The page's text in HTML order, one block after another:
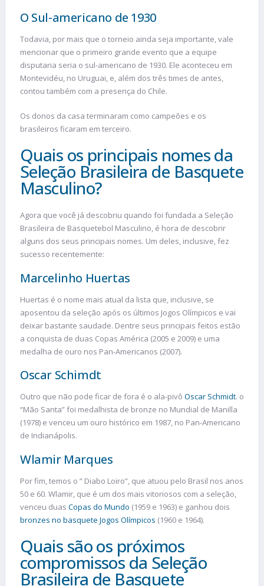
O Sul-americano de 1930
Todavia, por mais que o torneio ainda seja importante, vale
mencionar que o primeiro grande evento que a equipe
disputaria seria o sul-americano de 1930. Ele aconteceu em
Montevidéu, no Uruguai, e, além dos três times de antes,
contou também com a presença do Chile.
Os donos da casa terminaram como campeões e os
brasileiros ficaram em terceiro.
Quais os principais nomes da
Seleção Brasileira de Basquete
Masculino?
Agora que você já descobriu quando foi fundada a Seleção
Brasileira de Basquetebol Masculino, é hora de descobrir
alguns dos seus principais nomes. Um deles, inclusive, fez
sucesso recentemente:
Marcelinho Huertas
Huertas é o nome mais atual da lista que, inclusive, se
aposentou da seleção após os últimos Jogos Olímpicos e vai
deixar bastante saudade. Dentre seus principais feitos estão
a conquista de duas Copas América (2005 e 2009) e uma
medalha de ouro nos Pan-Americanos (2007).
Oscar Schimdt
Outro que não pode ficar de fora é o ala-pivô Oscar Schmidt. o
“Mão Santa” foi medalhista de bronze no Mundial de Manilla
(1978) e venceu um ouro histórico em 1987, no Pan-Americano
de Indianápolis.
Wlamir Marques
Por fim, temos o ” Diabo Loiro”, que atuou pelo Brasil nos anos
50 e 60. Wlamir, que é um dos mais vitoriosos com a seleção,
venceu duas Copas do Mundo (1959 e 1963) e ganhou dois
bronzes no basquete Jogos Olímpicos (1960 e 1964).
Quais são os próximos
compromissos da Seleção
Brasileira de Basquete